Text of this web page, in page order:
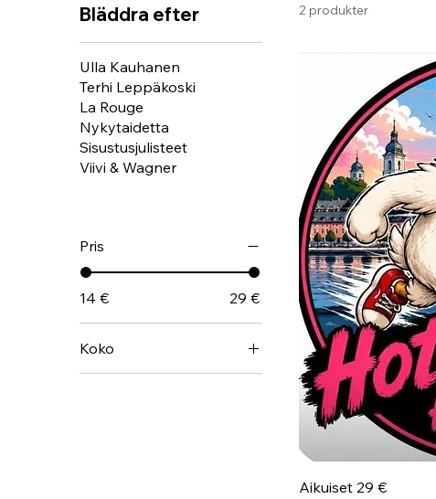
Bläddra efter
Ulla Kauhanen
Terhi Leppäkoski
La Rouge
Nykytaidetta
Sisustusjulisteet
Viivi & Wagner
Pris
14 € 29 €
Koko
2 produkter
Aikuiset 29 €